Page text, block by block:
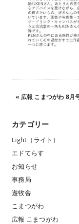
« 広報 こまつがわ 8月
カテゴリー
Light（ライト）
エドてらす
お知らせ
事務局
遊牧舎
こまつがわ
広報 こまつがわ